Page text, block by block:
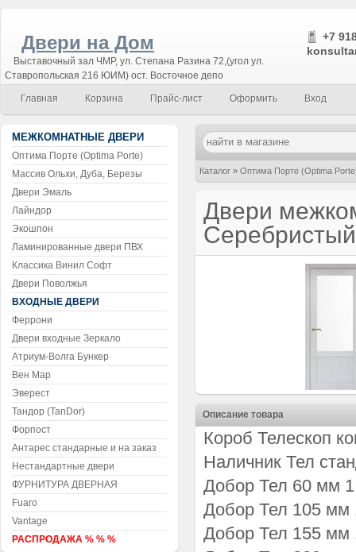
Двери на Дом
Выставочный зал ЧМР, ул. Степана Разина 72,(угол ул.
Ставропольская 216 ЮИМ) ост. Восточное депо
+7
Главная Корзина Прайс-лист Оформить Вход
Каталог » Оптима Порте (Optima
Двери
Серебристый
Описание товара
Короб Телескоп
Наличник Тел
Добор Тел 60 мм 1
Добор Тел 105 мм
Добор Тел 155 мм
МЕЖКОМНАТНЫЕ ДВЕРИ
Оптима Порте (Optima Porte)
Массив Ольхи, Дуба, Березы
Двери Эмаль
Лайндор
Экошпон
Ламинированные двери ПВХ
Классика Винил Софт
Двери Поволжья
ВХОДНЫЕ ДВЕРИ
Феррони
Двери входные Зеркало
Атриум-Волга Бункер
Вен Мар
Эверест
Тандор (TanDor)
Форпост
Антарес стандарные и на заказ
Нестандартные двери
ФУРНИТУРА ДВЕРНАЯ
Fuaro
Vantage
РАСПРОДАЖА % % %